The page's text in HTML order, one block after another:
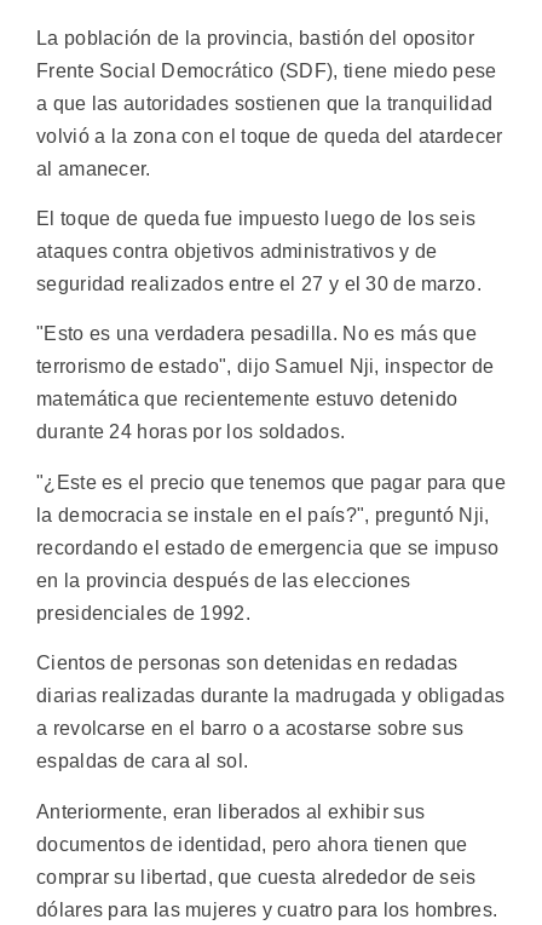
La población de la provincia, bastión del opositor
Frente Social Democrático (SDF), tiene miedo pese
a que las autoridades sostienen que la tranquilidad
volvió a la zona con el toque de queda del atardecer
al amanecer.
El toque de queda fue impuesto luego de los seis
ataques contra objetivos administrativos y de
seguridad realizados entre el 27 y el 30 de marzo.
"Esto es una verdadera pesadilla. No es más que
terrorismo de estado", dijo Samuel Nji, inspector de
matemática que recientemente estuvo detenido
durante 24 horas por los soldados.
"¿Este es el precio que tenemos que pagar para que
la democracia se instale en el país?", preguntó Nji,
recordando el estado de emergencia que se impuso
en la provincia después de las elecciones
presidenciales de 1992.
Cientos de personas son detenidas en redadas
diarias realizadas durante la madrugada y obligadas
a revolcarse en el barro o a acostarse sobre sus
espaldas de cara al sol.
Anteriormente, eran liberados al exhibir sus
documentos de identidad, pero ahora tienen que
comprar su libertad, que cuesta alrededor de seis
dólares para las mujeres y cuatro para los hombres.